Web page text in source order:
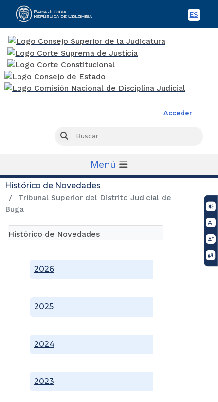
ES
Acceder
Buscar
Menú
Histórico de Novedades
Tribunal Superior del Distrito Judicial de
Buga
Histórico de Novedades
2023
2024
2025
2026